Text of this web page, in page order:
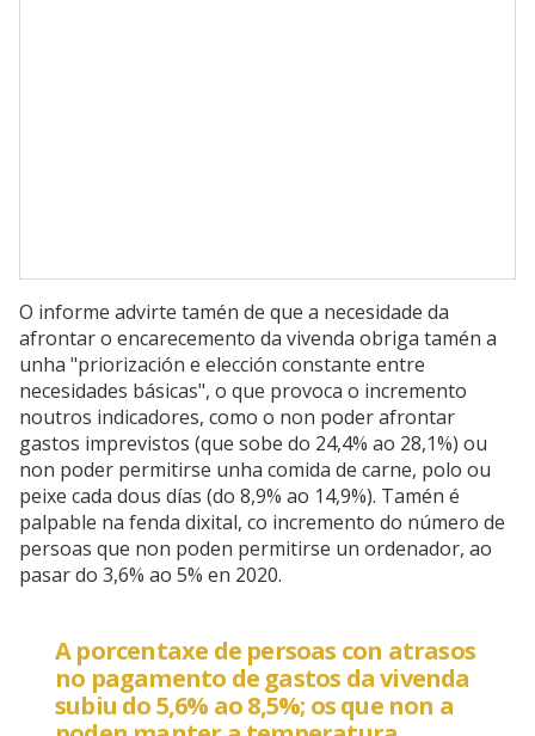
O informe advirte tamén de que a necesidade da
afrontar o encarecemento da vivenda obriga tamén a
unha "priorización e elección constante entre
necesidades básicas", o que provoca o incremento
noutros indicadores, como o non poder afrontar
gastos imprevistos (que sobe do 24,4% ao 28,1%) ou
non poder permitirse unha comida de carne, polo ou
peixe cada dous días (do 8,9% ao 14,9%). Tamén é
palpable na fenda dixital, co incremento do número de
persoas que non poden permitirse un ordenador, ao
pasar do 3,6% ao 5% en 2020.
A porcentaxe de persoas con atrasos
no pagamento de gastos da vivenda
subiu do 5,6% ao 8,5%; os que non a